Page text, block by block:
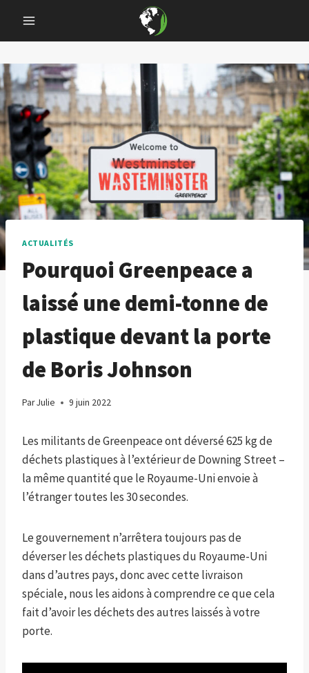
content
ACTUALITÉS
Pourquoi Greenpeace a
laissé une demi-tonne de
plastique devant la porte
de Boris Johnson
ParJulie 9 juin 2022
Les militants de Greenpeace ont déversé 625 kg de
déchets plastiques à l’extérieur de Downing Street –
la même quantité que le Royaume-Uni envoie à
l’étranger toutes les 30 secondes.
Le gouvernement n’arrêtera toujours pas de
déverser les déchets plastiques du Royaume-Uni
dans d’autres pays, donc avec cette livraison
spéciale, nous les aidons à comprendre ce que cela
fait d’avoir les déchets des autres laissés à votre
porte.